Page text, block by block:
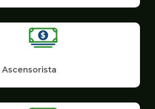
Ascensorista